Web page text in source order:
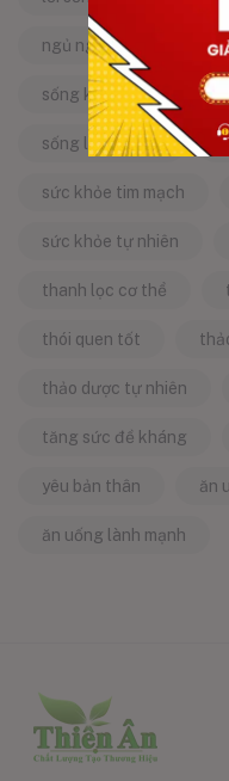
ngủ ngon năng
sống khỏe mỗi ngày
sống lành mạnh
sức khỏe tim mạch
sức khỏe tự nhiên
thanh lọc cơ thể
thói quen tốt
thảo dược tự nhiên
tăng sức đề kháng
yêu bản thân ăn
ăn uống lành mạnh